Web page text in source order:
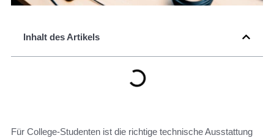
Inhalt des Artikels
Für College-Studenten ist die richtige technische Ausstattung